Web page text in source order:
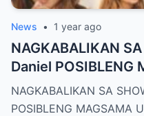
News • 1 year ago
NAGKABALIKAN
Daniel POSIBLENG
2026
NAIIYAK SA TUWA!
NAGKABALIKAN SA
POSIBLENG MAGSAMA